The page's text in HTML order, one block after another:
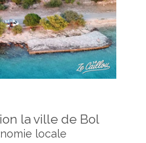
la ville de Bol
locale